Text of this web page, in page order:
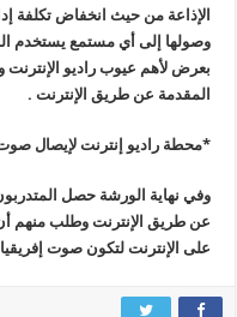
الإذاعة من حيث انخفاض تكلفة
وصولها إلى أي مستمع يستخدم
بعرض لأهم عيوب راديو
المقدمة عن طريق الإنترنت .
*محطة راديو إنترنت لإيصال صوت
وفي نهاية الورشة حصل
عن طريق الإنترنت وطلب منهم
على الإنترنت لتكون صوت إفريقيا